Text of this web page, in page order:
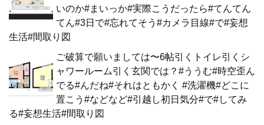
いのか#まいっか#実際こうだったら#てんてん
てん#3日で#忘れてそう#カメラ目線#で#妄想
生活#間取り図
ご破算で願いましては〜6帖引くトイレ引くシ
ャワールーム引く玄関では？#ううむ#時空歪ん
でる#んだね#それはともかく #洗濯機#どこに
置こう#などなど#引越し初日気分#で#してみ
る#妄想生活#間取り図